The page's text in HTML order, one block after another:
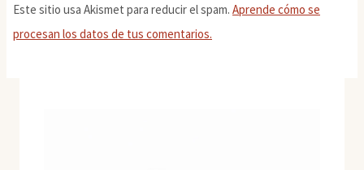
Este sitio usa Akismet para reducir el spam. Aprende cómo se
procesan los datos de tus comentarios.